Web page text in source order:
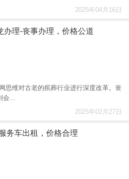
2025年04月16日
办理-丧事办理，价格公道
思维对古老的殡葬行业进行深度改革。丧
会...
2025年02月27日
务车出租，价格合理